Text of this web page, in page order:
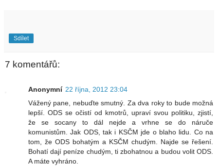
Sdílet
7 komentářů:
Anonymní 22 října, 2012 23:04
Vážený pane, nebuďte smutný. Za dva roky to bude možná
lepší. ODS se očistí od kmotrů, upraví svou politiku, zjistí,
že se socany to dál nejde a vrhne se do náruče
komunistům. Jak ODS, tak i KSČM jde o blaho lidu. Co na
tom, že ODS bohatým a KSČM chudým. Najde se řešení.
Bohatí dají peníze chudým, ti zbohatnou a budou volit ODS.
A máte vyhráno.